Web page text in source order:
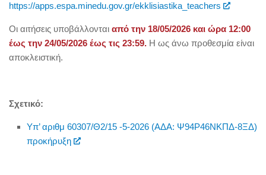
https://apps.espa.minedu.gov.gr/ekklisiastika_teachers
Οι αιτήσεις υποβάλλονται από την 18/05/2026 και ώρα 12:00
έως την 24/05/2026 έως τις 23:59. Η ως άνω προθεσμία είναι
αποκλειστική.
Σχετικό:
Υπ’ αριθμ 60307/Θ2/15 -5-2026 (ΑΔΑ: Ψ94Ρ46ΝΚΠΔ-8ΞΔ)
προκήρυξη